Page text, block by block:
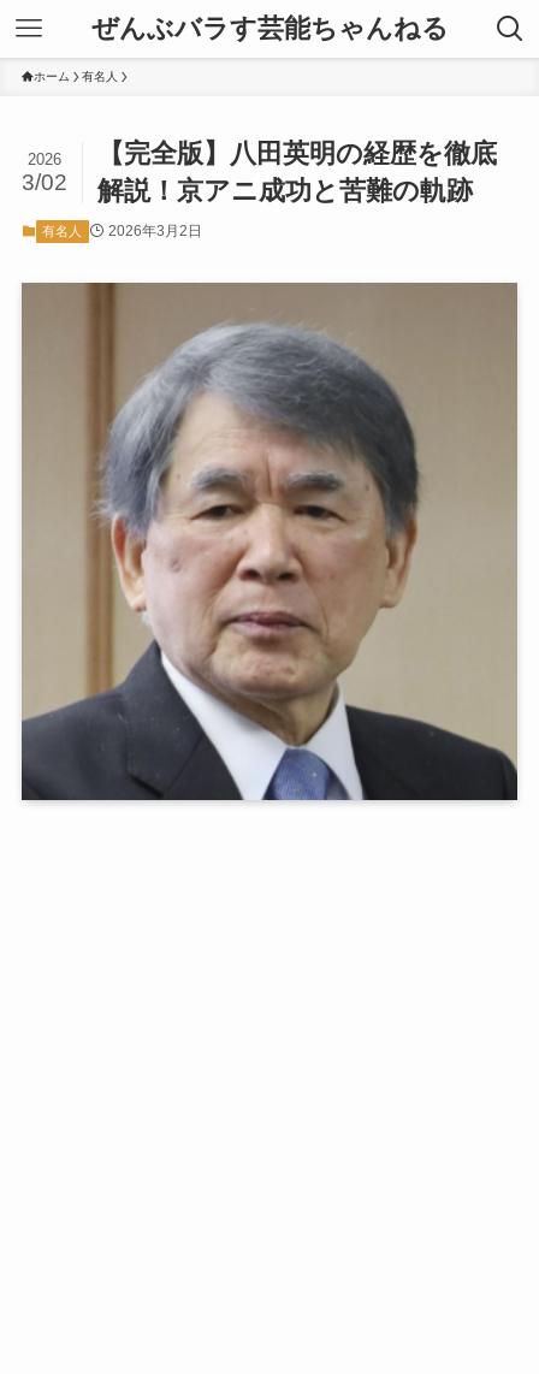
ぜんぶバラす芸能ちゃんねる
ホーム 有名人
【完全版】八田英明の経歴を徹底
解説！京アニ成功と苦難の軌跡
2026
3/02
有名人 2026年3月2日